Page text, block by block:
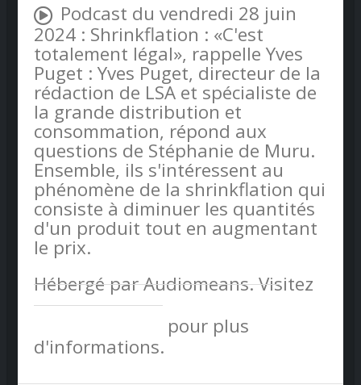
Podcast du vendredi 28 juin
2024 : Shrinkflation : «C'est
totalement légal», rappelle Yves
Puget : Yves Puget, directeur de la
rédaction de LSA et spécialiste de
la grande distribution et
consommation, répond aux
questions de Stéphanie de Muru.
Ensemble, ils s'intéressent au
phénomène de la shrinkflation qui
consiste à diminuer les quantités
d'un produit tout en augmentant
le prix.
Hébergé par Audiomeans. Visitez
audiomeans.fr/politique-de-
pour plus
d'informations.